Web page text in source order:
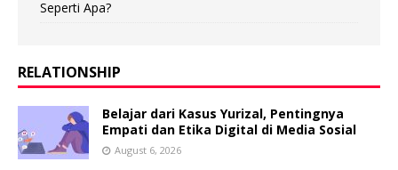
Seperti Apa?
RELATIONSHIP
Belajar dari Kasus Yurizal, Pentingnya
Empati dan Etika Digital di Media Sosial
August 6, 2026